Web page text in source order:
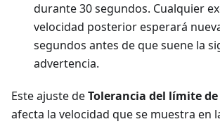
durante 30 segundos. Cualquier
velocidad posterior esperará
segundos antes de que suene la
advertencia.
Este ajuste deTolerancia del límite
afecta la velocidad que se muestra en